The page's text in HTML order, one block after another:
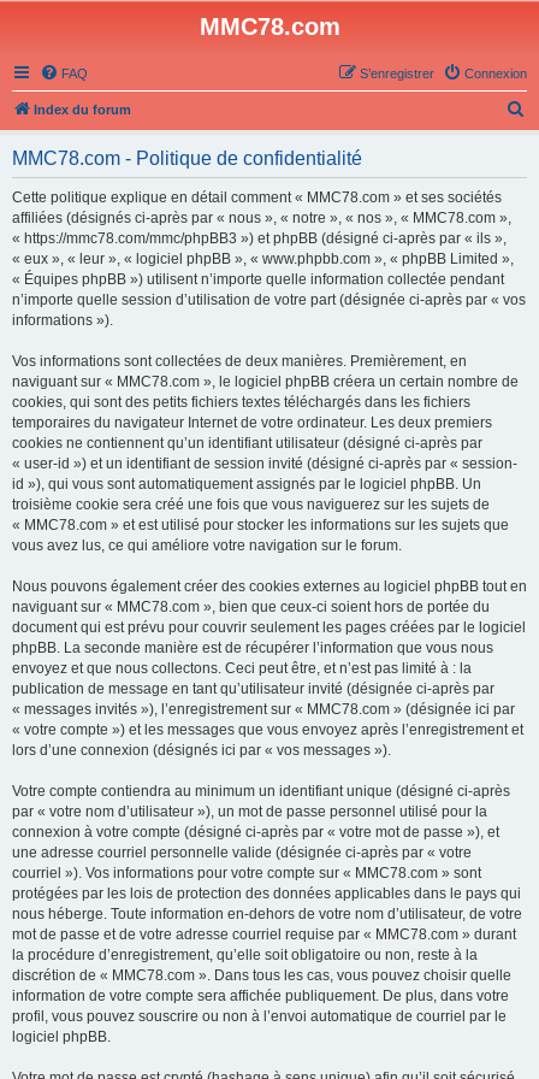
MMC78.com
FAQ Connexion
S’enregistrer
Index du forum
MMC78.com - Politique de confidentialité
Cette politique explique en détail comment « MMC78.com » et ses sociétés
affiliées (désignés ci-après par « nous », « notre », « nos », « MMC78.com »,
« https://mmc78.com/mmc/phpBB3 ») et phpBB (désigné ci-après par « ils »,
« eux », « leur », « logiciel phpBB », « www.phpbb.com », « phpBB Limited »,
« Équipes phpBB ») utilisent n’importe quelle information collectée pendant
n’importe quelle session d’utilisation de votre part (désignée ci-après par « vos
informations »).
Vos informations sont collectées de deux manières. Premièrement, en
naviguant sur « MMC78.com », le logiciel phpBB créera un certain nombre de
cookies, qui sont des petits fichiers textes téléchargés dans les fichiers
temporaires du navigateur Internet de votre ordinateur. Les deux premiers
cookies ne contiennent qu’un identifiant utilisateur (désigné ci-après par
« user-id ») et un identifiant de session invité (désigné ci-après par « session-
id »), qui vous sont automatiquement assignés par le logiciel phpBB. Un
troisième cookie sera créé une fois que vous naviguerez sur les sujets de
« MMC78.com » et est utilisé pour stocker les informations sur les sujets que
vous avez lus, ce qui améliore votre navigation sur le forum.
Nous pouvons également créer des cookies externes au logiciel phpBB tout en
naviguant sur « MMC78.com », bien que ceux-ci soient hors de portée du
document qui est prévu pour couvrir seulement les pages créées par le logiciel
phpBB. La seconde manière est de récupérer l’information que vous nous
envoyez et que nous collectons. Ceci peut être, et n’est pas limité à : la
publication de message en tant qu’utilisateur invité (désignée ci-après par
« messages invités »), l’enregistrement sur « MMC78.com » (désignée ici par
« votre compte ») et les messages que vous envoyez après l’enregistrement et
lors d’une connexion (désignés ici par « vos messages »).
Votre compte contiendra au minimum un identifiant unique (désigné ci-après
par « votre nom d’utilisateur »), un mot de passe personnel utilisé pour la
connexion à votre compte (désigné ci-après par « votre mot de passe »), et
une adresse courriel personnelle valide (désignée ci-après par « votre
courriel »). Vos informations pour votre compte sur « MMC78.com » sont
protégées par les lois de protection des données applicables dans le pays qui
nous héberge. Toute information en-dehors de votre nom d’utilisateur, de votre
mot de passe et de votre adresse courriel requise par « MMC78.com » durant
la procédure d’enregistrement, qu’elle soit obligatoire ou non, reste à la
discrétion de « MMC78.com ». Dans tous les cas, vous pouvez choisir quelle
information de votre compte sera affichée publiquement. De plus, dans votre
profil, vous pouvez souscrire ou non à l’envoi automatique de courriel par le
logiciel phpBB.